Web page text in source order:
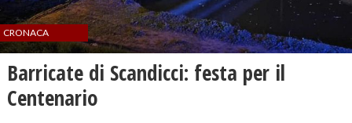
CRONACA
Barricate di Scandicci: festa per il
Centenario